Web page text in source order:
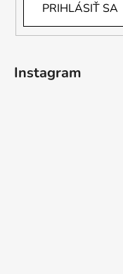
PRIHLÁSIŤ SA
Instagram